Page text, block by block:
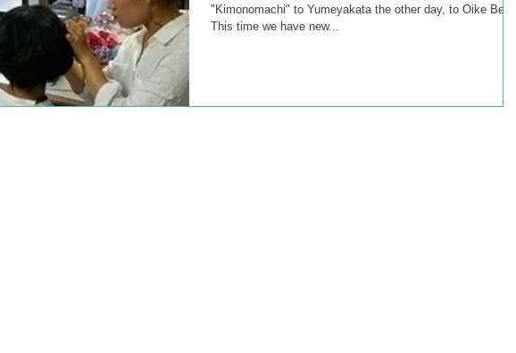
"Kimonomachi" to Yumeyakata the other day, to Oike
This time we have new...